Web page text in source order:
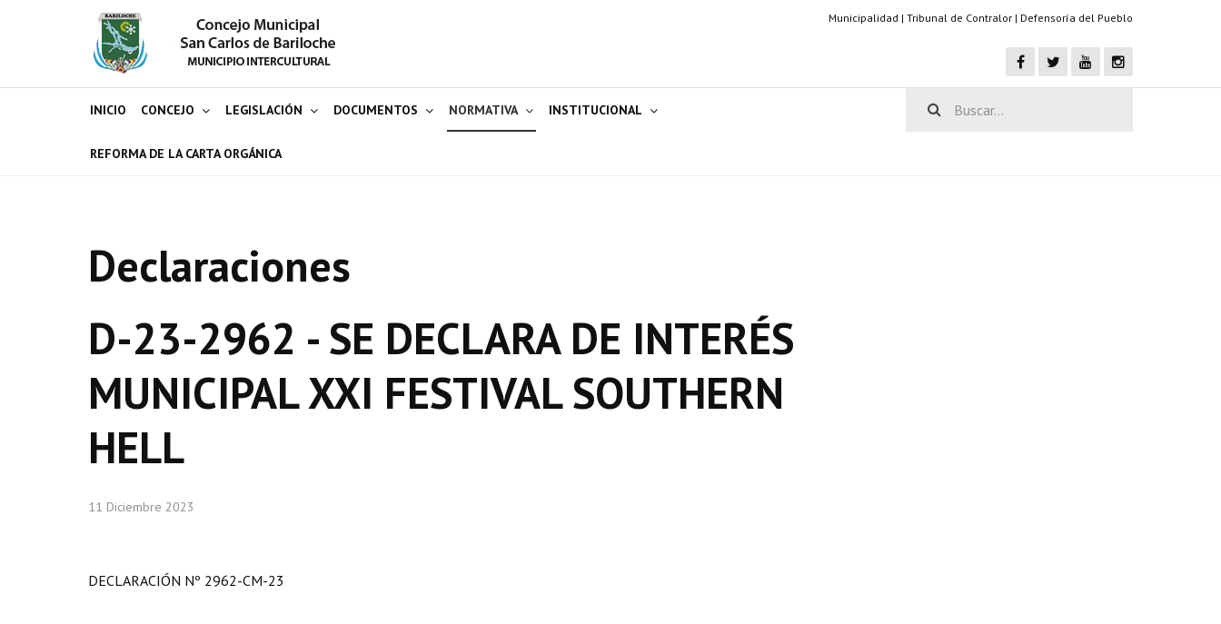
Municipalidad | Tribunal de Contralor | Defensoría del Pueblo
INICIO CONCEJO LEGISLACIÓN DOCUMENTOS NORMATIVA INSTITUCIONAL
REFORMA DE LA CARTA ORGÁNICA
Declaraciones
D-23-2962 - SE DECLARA DE INTERÉS
MUNICIPAL XXI FESTIVAL SOUTHERN
HELL
11 Diciembre 2023
DECLARACIÓN Nº 2962-CM-23